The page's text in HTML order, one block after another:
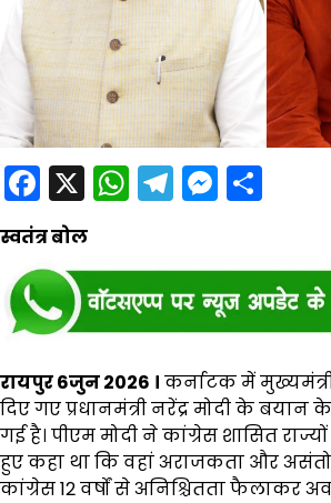
Facebook
X WhatsApp
Telegram
स्वतंत्र बोल
रायपुर 6जुन 2026 । कर्नाटक में
दिए गए प्रधानमंत्री नरेंद्र मोदी के बयान
गई है। पीएम मोदी ने कांग्रेस शासित
हुए कहा था कि वहां अराजकता और
कांग्रेस 12 वर्षों से अनिश्चितता फैलाकर